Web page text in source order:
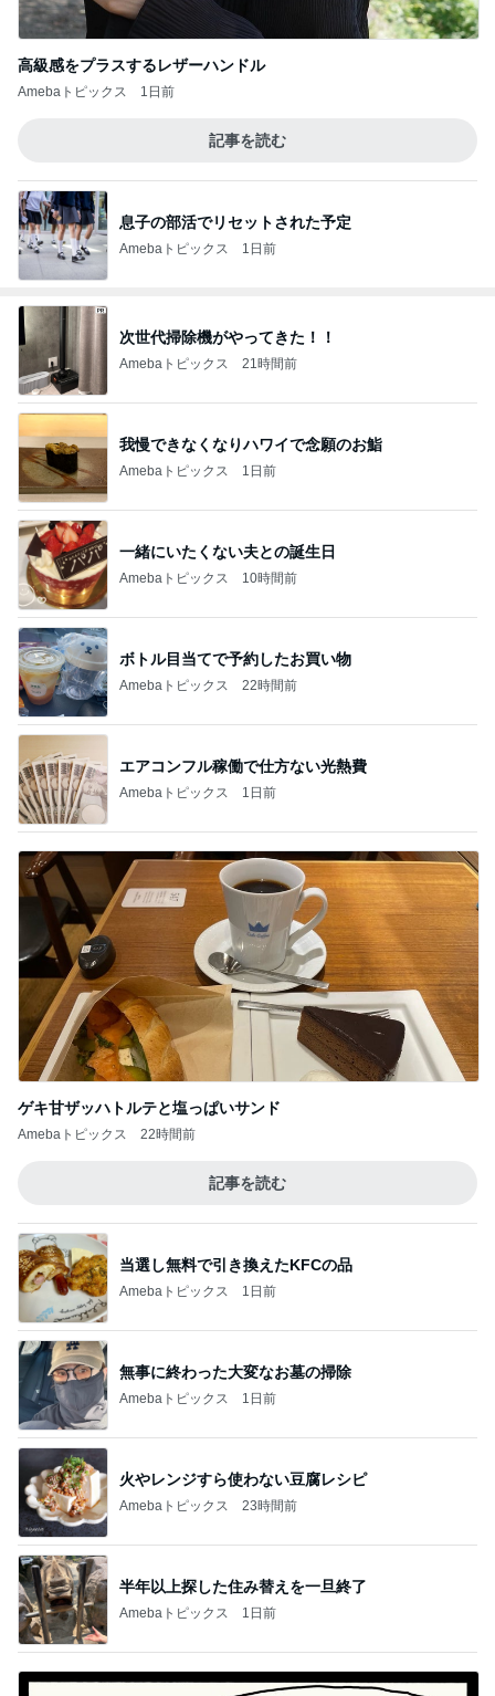
高級感をプラスするレザーハンドル
Amebaトピックス 1日前
記事を読む
息子の部活でリセットされた予定
Amebaトピックス 1日前
次世代掃除機がやってきた！！
Amebaトピックス 21時間前
我慢できなくなりハワイで念願のお鮨
Amebaトピックス 1日前
一緒にいたくない夫との誕生日
Amebaトピックス 10時間前
ボトル目当てで予約したお買い物
Amebaトピックス 22時間前
エアコンフル稼働で仕方ない光熱費
Amebaトピックス 1日前
ゲキ甘ザッハトルテと塩っぱいサンド
Amebaトピックス 22時間前
記事を読む
当選し無料で引き換えたKFCの品
Amebaトピックス 1日前
無事に終わった大変なお墓の掃除
Amebaトピックス 1日前
火やレンジすら使わない豆腐レシピ
Amebaトピックス 23時間前
半年以上探した住み替えを一旦終了
Amebaトピックス 1日前